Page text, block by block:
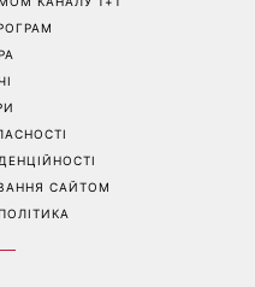
Гороскоп на 8 серпня для
всіх знаків зодіаку: кому
повернеться удача, а кому
варто сказати «ні»